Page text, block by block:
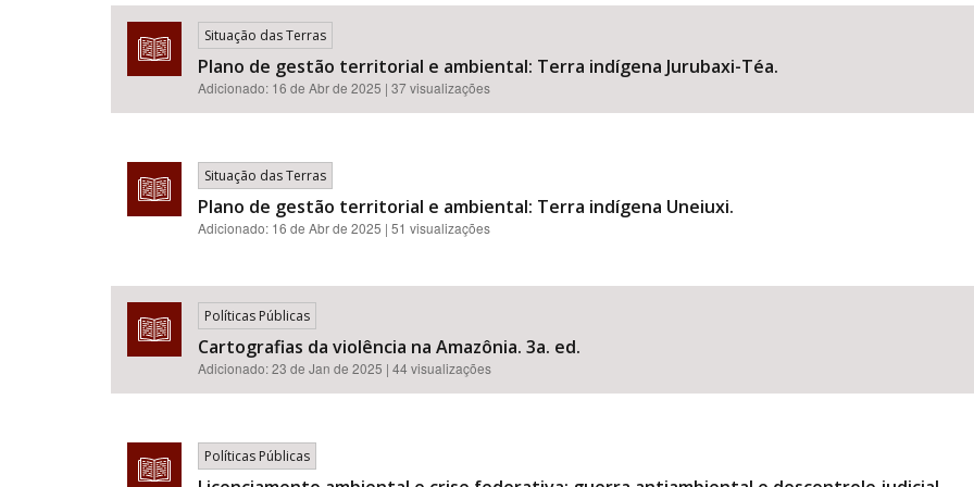
Situação das Terras
Plano de gestão territorial e ambiental: Terra indígena Jurubaxi-Téa.
Adicionado: 16 de Abr de 2025 | 37 visualizações
Situação das Terras
Plano de gestão territorial e ambiental: Terra indígena Uneiuxi.
Adicionado: 16 de Abr de 2025 | 51 visualizações
Políticas Públicas
Cartografias da violência na Amazônia. 3a. ed.
Adicionado:23 de Jan de 2025 | 44 visualizações
Políticas Públicas